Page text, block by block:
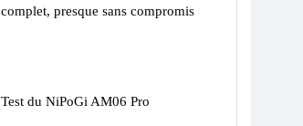
complet, presque sans compromis
Test du NiPoGi AM06 Pro